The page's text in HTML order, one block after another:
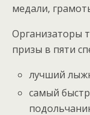
медали,
Организаторы
призы в пяти
лучший
самый